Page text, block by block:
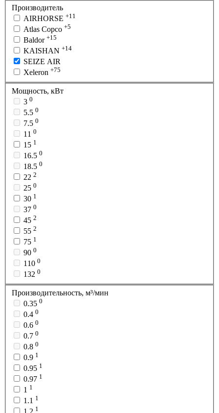
Производитель
AIRHORSE +11
Atlas Copco +5
Baldor +15
KAISHAN +14
SEIZE AIR
Xeleron +75
Мощность, кВт
3 0
5.5 0
7.5 0
11 0
15 1
16.5 0
18.5 0
22 2
25 0
30 1
37 0
45 2
55 2
75 1
90 0
110 0
132 0
Производительность, м³/мин
0.35 0
0.4 0
0.6 0
0.7 0
0.8 0
0.9 1
0.95 1
0.97 1
1 1
1.1 1
1.2 1